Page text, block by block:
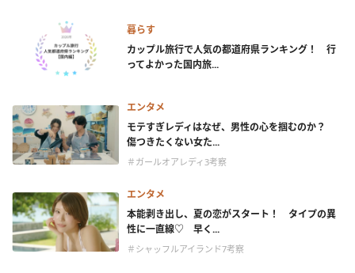
暮らす
カップル旅行で人気の都道府県ランキング！ 行
ってよかった国内旅...
エンタメ
モテすぎレディはなぜ、男性の心を掴むのか？
傷つきたくない女た...
＃ガールオアレディ3考察
エンタメ
本能剥き出し、夏の恋がスタート！ タイプの異
性に一直線♡ 早く...
＃シャッフルアイランド7考察